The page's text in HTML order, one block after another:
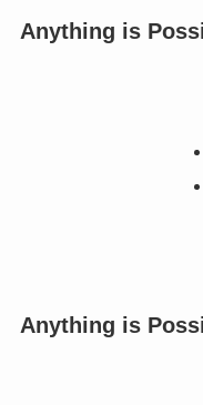
Anything is
Anything is